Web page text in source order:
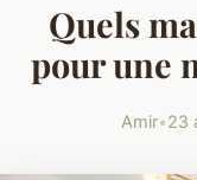
Quels
pour une
Amir•23